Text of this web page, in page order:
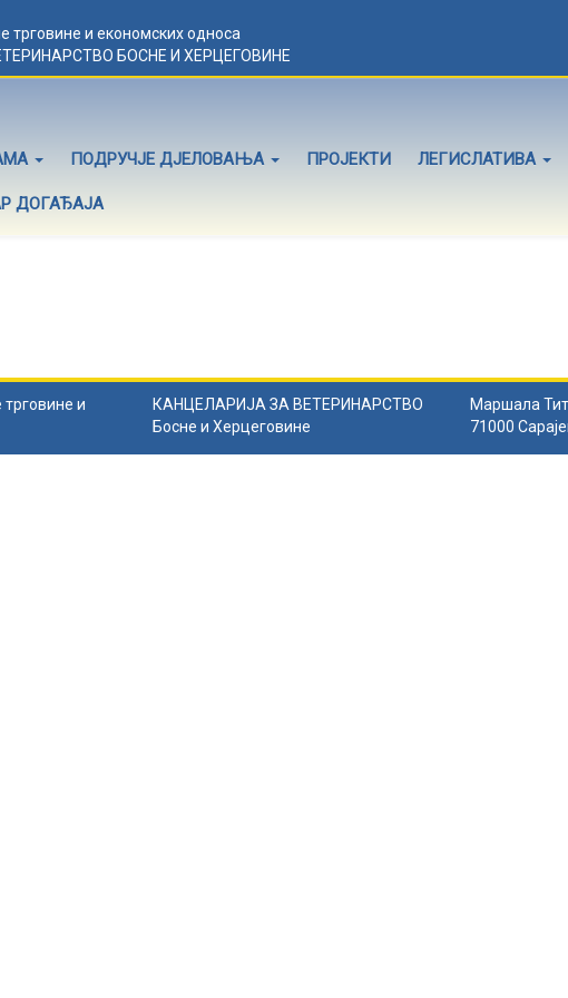
трговине и економских односа
БОСНЕ И ХЕРЦЕГОВИНЕ
ПОДРУЧЈЕ ДЈЕЛОВАЊА ПРОЈЕКТИ ЛЕГИСЛАТИВА
ДОГАЂАЈА
и
КАНЦЕЛАРИЈА ЗА ВЕТЕРИНАРСТВО
Босне и Херцеговине
Маршала
71000